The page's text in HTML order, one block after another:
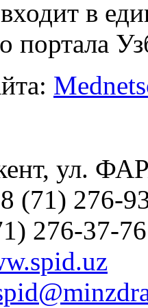
в
портала
ул.
(71) 276-
276-37-76